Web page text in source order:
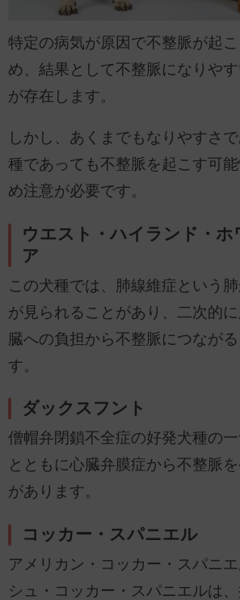
特定の病気が原因で不整脈が起
め、結果として不整脈になりや
が存在します。
しかし、あくまでもなりやすさ
種であっても不整脈を起こす可
め注意が必要です。
ウエスト・ハイランド・ホ
ア
この犬種では、肺線維症という
が見られることがあり、二次的
臓への負担から不整脈につなが
す。
ダックスフント
僧帽弁閉鎖不全症の好発犬種の
とともに心臓弁膜症から不整脈
があります。
コッカー・スパニエル
アメリカン・コッカー・スパニ
シュ・コッカー・スパニエルは